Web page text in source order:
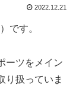
2022.12.21
です。
ーツをメイン
り扱っていま